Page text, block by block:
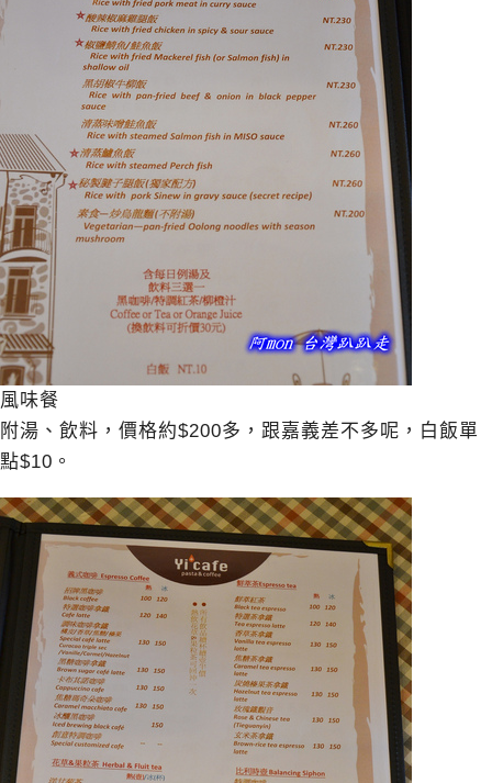
風味餐
附湯、飲料，價格約$200多，跟嘉義差不多呢，白飯單
點$10。